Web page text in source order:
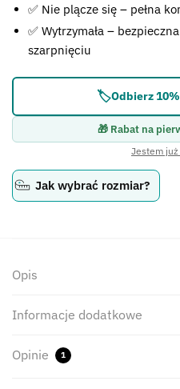
✅ Nie plącze się – pełna
✅ Wytrzymała –
szarpnięciu
🏷️Odbierz
🎁 Rabat na
Jestem
Jak wybrać rozmiar?
Opis
Informacje dodatkowe
Opinie 1